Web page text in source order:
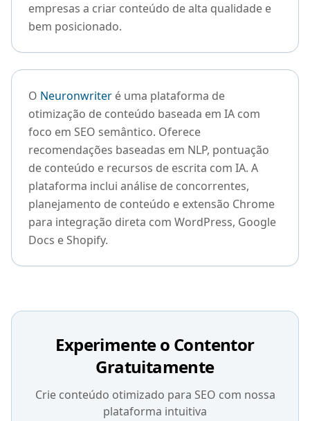
empresas a criar conteúdo de alta qualidade e
bem posicionado.
O Neuronwriter é uma plataforma de
otimização de conteúdo baseada em IA com
foco em SEO semântico. Oferece
recomendações baseadas em NLP, pontuação
de conteúdo e recursos de escrita com IA. A
plataforma inclui análise de concorrentes,
planejamento de conteúdo e extensão Chrome
para integração direta com WordPress, Google
Docs e Shopify.
Experimente o Contentor
Gratuitamente
Crie conteúdo otimizado para SEO com nossa
plataforma intuitiva